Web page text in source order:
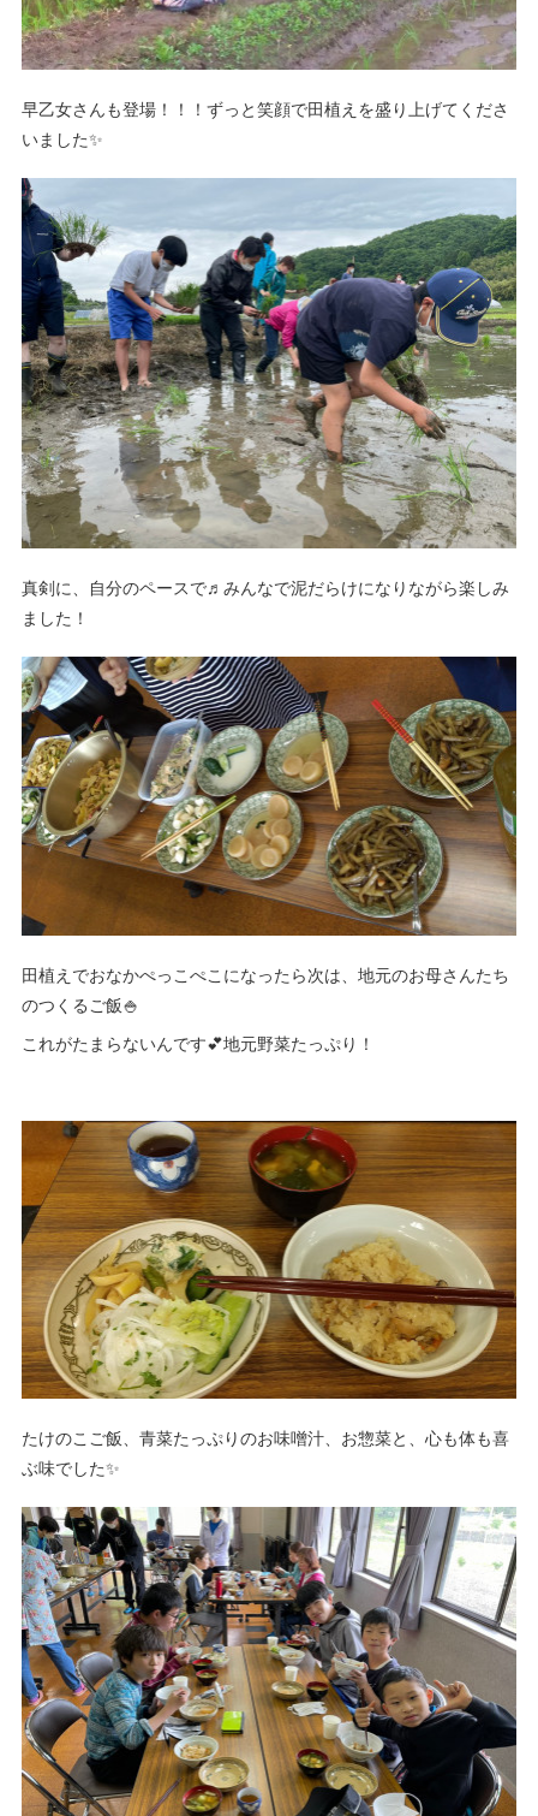
早乙女さんも登場！！！ずっと笑顔で田植えを盛り上げてくださ
いました✨
真剣に、自分のペースで♬みんなで泥だらけになりながら楽しみ
ました！
田植えでおなかぺっこぺこになったら次は、地元のお母さんたち
のつくるご飯🍚
これがたまらないんです💕地元野菜たっぷり！
たけのこご飯、青菜たっぷりのお味噌汁、お惣菜と、心も体も喜
ぶ味でした✨